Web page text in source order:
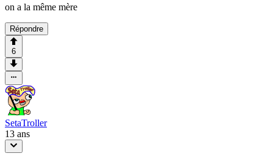
on a la même mère
Répondre
6
SetaTroller
13 ans